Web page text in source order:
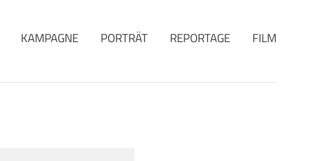
KAMPAGNE PORTRÄT REPORTAGE FILM